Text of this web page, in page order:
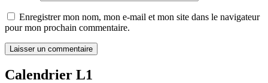
Enregistrer mon nom, mon e-mail et mon site dans le navigateur
pour mon prochain commentaire.
Calendrier L1